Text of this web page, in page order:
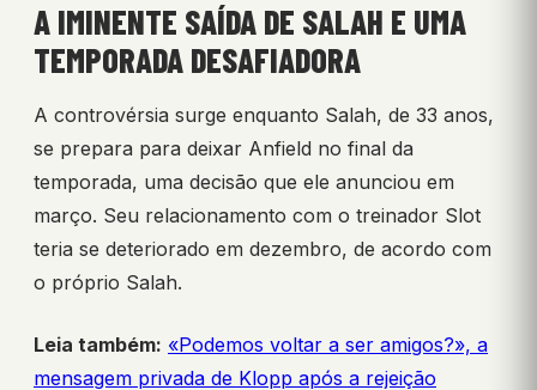
A IMINENTE SAÍDA DE SALAH E UMA
TEMPORADA DESAFIADORA
A controvérsia surge enquanto Salah, de 33 anos,
se prepara para deixar Anfield no final da
temporada, uma decisão que ele anunciou em
março. Seu relacionamento com o treinador Slot
teria se deteriorado em dezembro, de acordo com
o próprio Salah.
Leia também: «Podemos voltar a ser amigos?», a
mensagem privada de Klopp após a rejeição